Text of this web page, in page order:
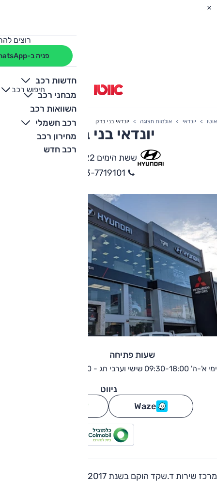
רוצים
פניה ב-WhatsApp
חדשות רכב
מבחני רכב
השוואות רכב
רכב חשמלי
מחירון רכב
רכב חדש
חיפוש רכב
+
-
אוטו יונדאי אולמות תצוגה יונדאי בני ברק
יונדאי בני ברק
ששת הימים 22, בני ברק
03-7719101
שעות פתיחה
ימי א'-ה' 09:30-18:00 שישי וערבי חג - 09:00-13:00
ניווט
Waze